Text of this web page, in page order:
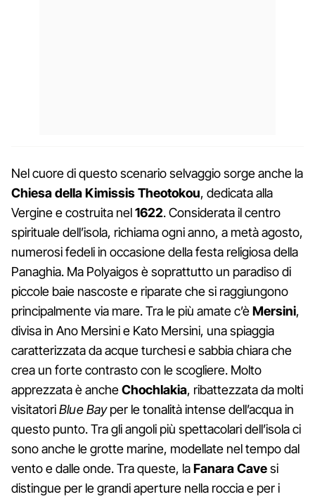
Nel cuore di questo scenario selvaggio sorge anche la
Chiesa della Kimissis Theotokou, dedicata alla
Vergine e costruita nel1622. Considerata il centro
spirituale dell’isola, richiama ogni anno, a metà agosto,
numerosi fedeli in occasione della festa religiosa della
Panaghia. Ma Polyaigos è soprattutto un paradiso di
piccole baie nascoste e riparate che si raggiungono
principalmente via mare. Tra le più amate c’èMersini,
divisa in Ano Mersini e Kato Mersini, una spiaggia
caratterizzata da acque turchesi e sabbia chiara che
crea un forte contrasto con le scogliere. Molto
apprezzata è ancheChochlakia, ribattezzata da molti
visitatoriBlue Bayper le tonalità intense dell’acqua in
questo punto. Tra gli angoli più spettacolari dell’isola ci
sono anche le grotte marine, modellate nel tempo dal
vento e dalle onde. Tra queste, laFanara Cavesi
distingue per le grandi aperture nella roccia e per i